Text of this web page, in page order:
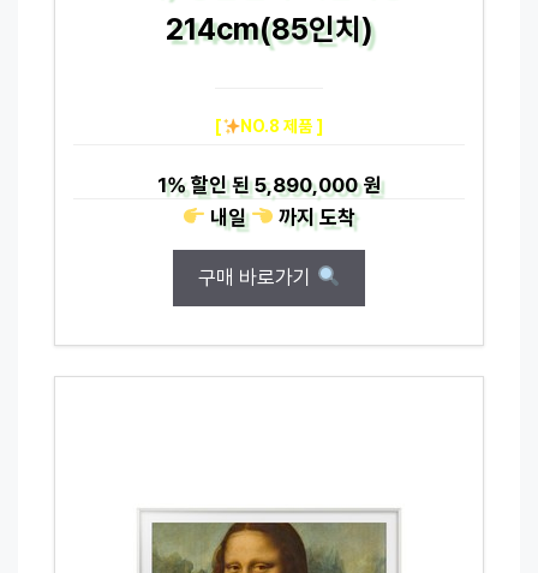
214cm(85인치)
[ NO.8 제품 ]
1%할인 된5,890,000 원
내일
까지도착
구매 바로가기